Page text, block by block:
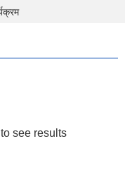
see results